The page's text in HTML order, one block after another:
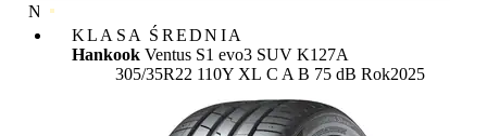
NAJWYŻSZA JAKOŚĆ
KLASA ŚREDNIA
Hankook Ventus S1 evo3 SUV K127A
305/35R22 110Y XL Etykieta:
C A B 75 dB Rok2025